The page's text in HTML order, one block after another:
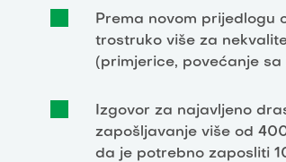
Prema novom prijedlogu
trostruko više za
(primjerice, povećanje sa
Izgovor za najavljeno
zapošljavanje više od
da je potrebno zaposliti